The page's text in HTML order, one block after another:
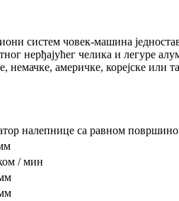
систем човек-машина
нерђајућег челика и легуре
немачке, америчке, корејске
налепнице са равном
/ мин